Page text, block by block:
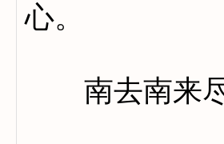
心。
南去南来尽